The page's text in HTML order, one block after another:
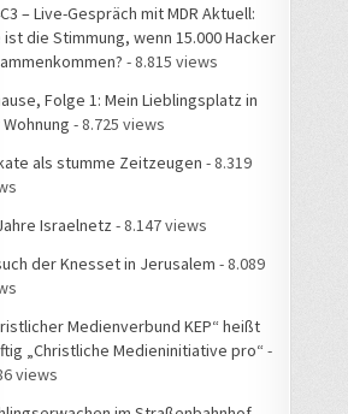
– Live-Gespräch mit MDR Aktuell:
ist die Stimmung, wenn 15.000 Hacker
- 8.815 views
Folge 1: Mein Lieblingsplatz in
- 8.725 views
als stumme Zeitzeugen - 8.319
Israelnetz - 8.147 views
der Knesset in Jerusalem - 8.089
Medienverbund KEP“ heißt
„Christliche Medieninitiative pro“ -
views